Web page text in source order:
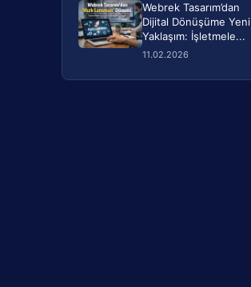
Webrek Tasarım’dan
Dijital Dönüşüme Yeni
Yaklaşım: İşletmele...
11.02.2026